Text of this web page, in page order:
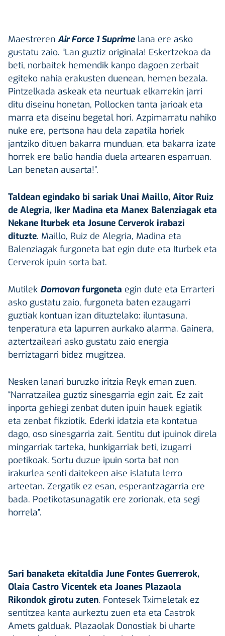
Maestreren Air Force 1 Suprime lana ere asko
gustatu zaio. “Lan guztiz originala! Eskertzekoa da
beti, norbaitek hemendik kanpo dagoen zerbait
egiteko nahia erakusten duenean, hemen bezala.
Pintzelkada askeak eta neurtuak elkarrekin jarri
ditu diseinu honetan, Pollocken tanta jarioak eta
marra eta diseinu begetal hori. Azpimarratu nahiko
nuke ere, pertsona hau dela zapatila horiek
jantziko dituen bakarra munduan, eta bakarra izate
horrek ere balio handia duela artearen esparruan.
Lan benetan ausarta!”.
Taldean egindako bi sariak Unai Maillo, Aitor Ruiz
de Alegria, Iker Madina eta Manex Balenziagak eta
Nekane Iturbek eta Josune Cerverok irabazi
dituzte. Maillo, Ruiz de Alegria, Madina eta
Balenziagak furgoneta bat egin dute eta Iturbek eta
Cerverok ipuin sorta bat.
Mutilek Domovanfurgoneta egin dute eta Errarteri
asko gustatu zaio, furgoneta baten ezaugarri
guztiak kontuan izan dituztelako: iluntasuna,
tenperatura eta lapurren aurkako alarma. Gainera,
aztertzaileari asko gustatu zaio energia
berriztagarri bidez mugitzea.
Nesken lanari buruzko iritzia Reyk eman zuen.
“Narratzailea guztiz sinesgarria egin zait. Ez zait
inporta gehiegi zenbat duten ipuin hauek egiatik
eta zenbat fikziotik. Ederki idatzia eta kontatua
dago, oso sinesgarria zait. Sentitu dut ipuinok direla
mingarriak tarteka, hunkigarriak beti, izugarri
poetikoak. Sortu duzue ipuin sorta bat non
irakurlea senti daitekeen aise islatuta lerro
arteetan. Zergatik ez esan, esperantzagarria ere
bada. Poetikotasunagatik ere zorionak, eta segi
horrela”.
Sari banaketa ekitaldia June Fontes Guerrerok,
Olaia Castro Vicentek eta Joanes Plazaola
Rikondok girotu zuten. Fontesek Tximeletak ez
sentitzea kanta aurkeztu zuen eta eta Castrok
Amets galduak. Plazaolak Donostiak bi uharte